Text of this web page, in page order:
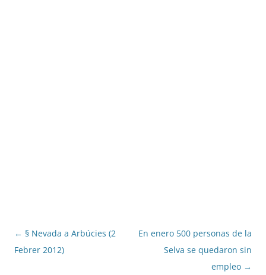
Navegació
per
← § Nevada a Arbúcies (2
Febrer 2012)
En enero 500 personas de la
Selva se quedaron sin
empleo →